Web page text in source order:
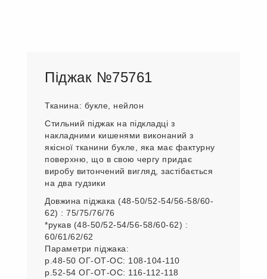
Піджак №75761
Тканина: букле, нейлон
Стильний піджак на підкладці з
накладними кишенями виконаний з
якісної тканини букле, яка має фактурну
поверхню, що в свою чергу придає
виробу витончений вигляд, застібається
на два гудзики
Довжина піджака (48-50/52-54/56-58/60-
62) : 75/75/76/76
*рукав (48-50/52-54/56-58/60-62) :
60/61/62/62
Параметри піджака:
р.48-50 ОГ-ОТ-ОС: 108-104-110
р.52-54 ОГ-ОТ-ОС: 116-112-118